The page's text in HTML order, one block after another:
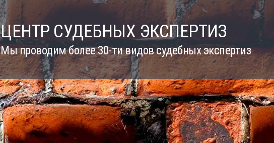
ЦЕНТР СУДЕБНЫХ ЭКСПЕРТИЗ
Мы проводим более 30-ти видов судебных экспертиз